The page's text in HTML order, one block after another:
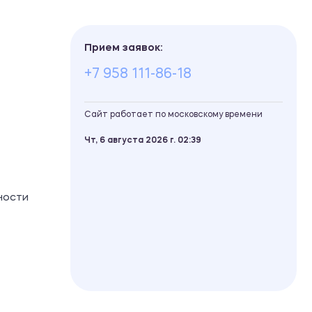
Прием заявок:
+7 958 111-86-18
Сайт работает по московскому времени
Чт, 6 августа 2026 г. 02 39